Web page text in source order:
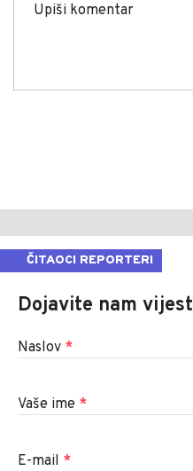
ČITAOCI REPORTERI
Dojavite nam vijest
Naslov *
Vaše ime *
E-mail *